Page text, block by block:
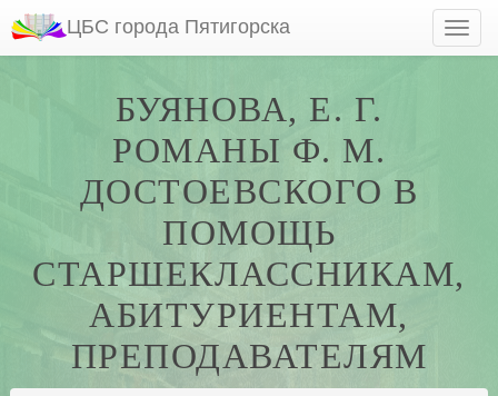
ЦБС города Пятигорска
БУЯНОВА, Е. Г.
РОМАНЫ Ф. М.
ДОСТОЕВСКОГО В
ПОМОЩЬ
СТАРШЕКЛАССНИКАМ,
АБИТУРИЕНТАМ,
ПРЕПОДАВАТЕЛЯМ